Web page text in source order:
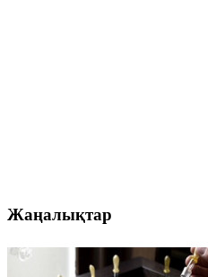
Жаңалықтар